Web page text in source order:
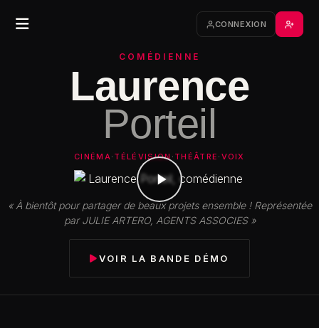
CONNEXION
COMÉDIENNE
Laurence
Porteil
CINÉMA· TÉLÉVISION · THÉÂTRE · VOIX
« À bientôt pour partager de beaux projets ensemble ! Représentée
par JULIE ARTERO, AGENTS ASSOCIES »
VOIR LA BANDE DÉMO